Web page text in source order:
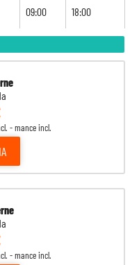
- mance incl.
- mance incl.
09:00 18:00